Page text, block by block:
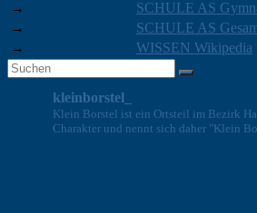
→
SCHULE AS
→
SCHULE AS
→
WISSEN Wikipedia
kleinborstel_
Klein Borstel ist ein Ortsteil im Bezirk
Charakter und nennt sich daher "Klein